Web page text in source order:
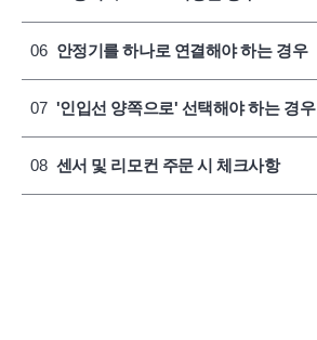
06 안정기를 하나로 연결해야 하는 경우
07 '인입선 양쪽으로' 선택해야 하는 경우
08 센서 및 리모컨 주문 시 체크사항